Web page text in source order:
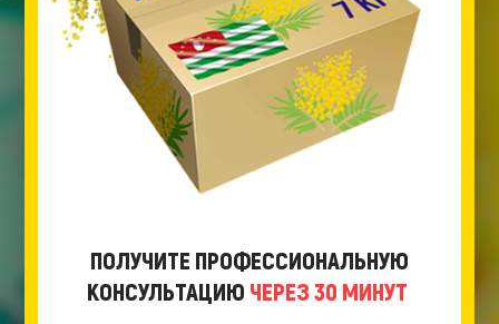
ПОЛУЧИТЕ ПРОФЕССИОНАЛЬНУЮ
КОНСУЛЬТАЦИЮ ЧЕРЕЗ 30 МИНУТ